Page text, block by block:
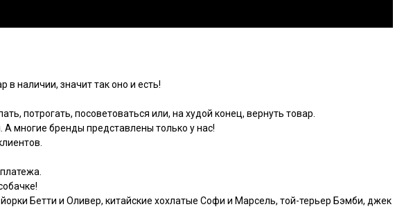
в наличии, значит так оно и есть!
потрогать, посоветоваться или, на худой конец, вернуть товар.
многие бренды представлены только у нас!
Бетти и Оливер, китайские хохлатые Софи и Марсель, той-терьер Бэмби, джек